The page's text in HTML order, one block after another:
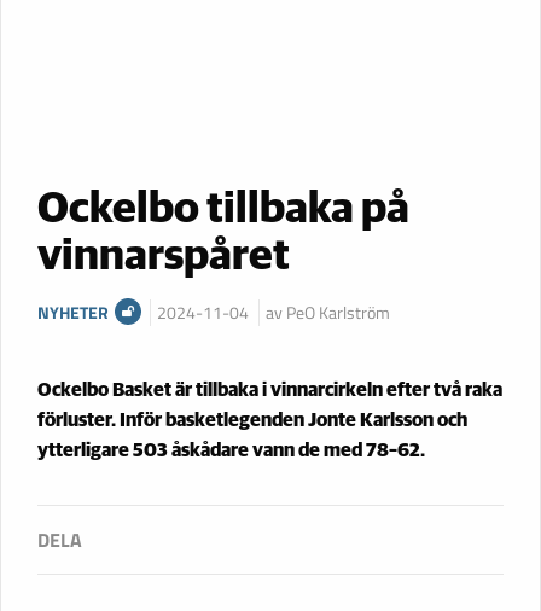
Ockelbo tillbaka på
vinnarspåret
NYHETER 2024-11-04 av PeO Karlström
Ockelbo Basket är tillbaka i vinnarcirkeln efter två raka
förluster. Inför basketlegenden Jonte Karlsson och
ytterligare 503 åskådare vann de med 78–62.